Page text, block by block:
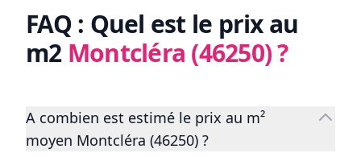
FAQ : Quel est le prix au
m2 Montcléra (46250)?
A combien est estimé le prix au m²
moyen Montcléra (46250) ?